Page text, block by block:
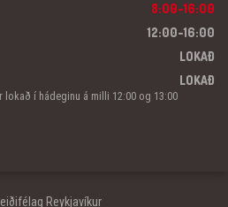
8:00-16:00
12:00-16:00
LOKAÐ
LOKAÐ
í hádeginu á milli 12:00 og 13:00
Reykjavíkur